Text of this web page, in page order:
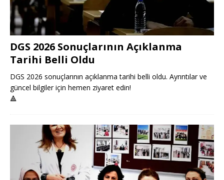
DGS 2026 Sonuçlarının Açıklanma
Tarihi Belli Oldu
DGS 2026 sonuçlarının açıklanma tarihi belli oldu. Ayrıntılar ve
güncel bilgiler için hemen ziyaret edin!
🔺